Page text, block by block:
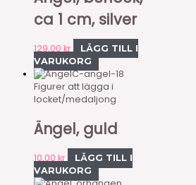
ca 1 cm, silver
129,00 kr
LÄGG TILL I
VARUKORG
C-angel-18
Figurer att lägga i
locket/medaljong
Ängel, guld
10,00kr
LÄGG TILL I
VARUKORG